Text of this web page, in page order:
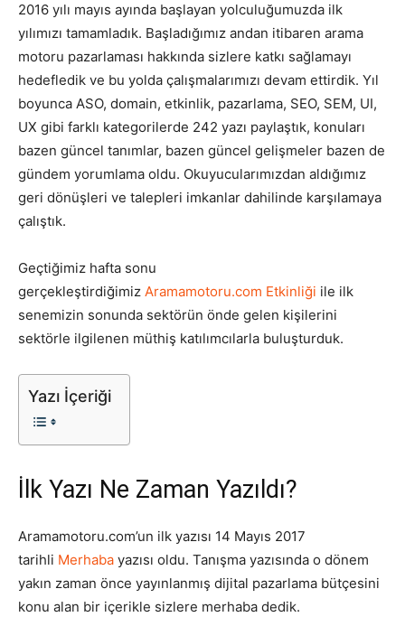
–
SEO,
SEM,
2016 yılı mayıs ayında başlayan yolculuğumuzda ilk
yılımızı tamamladık. Başladığımız andan itibaren arama
motoru pazarlaması hakkında sizlere katkı sağlamayı
hedefledik ve bu yolda çalışmalarımızı devam ettirdik. Yıl
boyunca ASO, domain, etkinlik, pazarlama, SEO, SEM, UI,
UX gibi farklı kategorilerde 242 yazı paylaştık, konuları
bazen güncel tanımlar, bazen güncel gelişmeler bazen de
gündem yorumlama oldu. Okuyucularımızdan aldığımız
geri dönüşleri ve talepleri imkanlar dahilinde karşılamaya
çalıştık.
Geçtiğimiz hafta sonu
gerçekleştirdiğimiz Aramamotoru.com Etkinliği ile ilk
senemizin sonunda sektörün önde gelen kişilerini
sektörle ilgilenen müthiş katılımcılarla buluşturduk.
Yazı İçeriği
İlk Yazı Ne Zaman Yazıldı?
Aramamotoru.com’un ilk yazısı 14 Mayıs 2017
tarihli Merhaba yazısı oldu. Tanışma yazısında o dönem
yakın zaman önce yayınlanmış dijital pazarlama bütçesini
konu alan bir içerikle sizlere merhaba dedik.